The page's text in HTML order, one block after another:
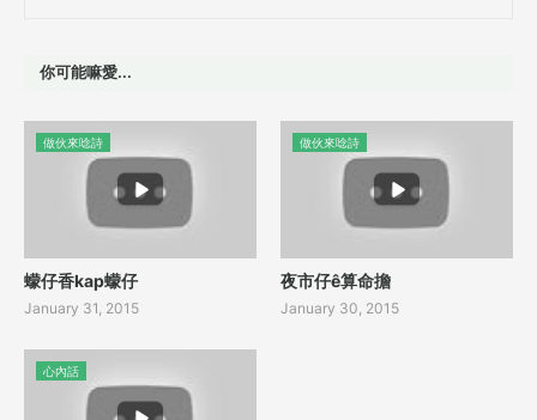
你可能嘛愛...
做伙來唸詩
蠓仔香kap蠓仔
January 31, 2015
做伙來唸詩
夜市仔ê算命擔
January 30, 2015
心內話